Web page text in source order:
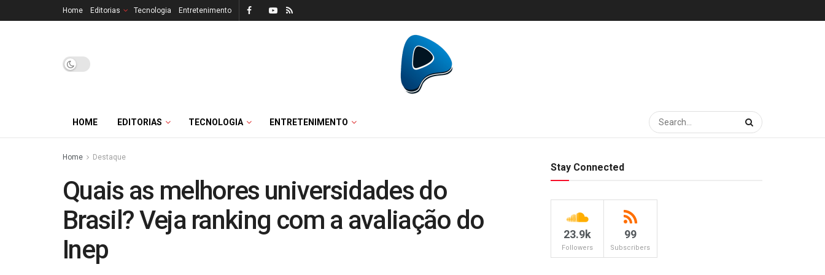
Home Editorias Tecnologia Entretenimento
HOME EDITORIAS TECNOLOGIA ENTRETENIMENTO
Home Destaque
Quais as melhores universidades do
Brasil? Veja ranking com a avaliação do
Inep
Stay Connected
23.9k
Followers
99
Subscribers